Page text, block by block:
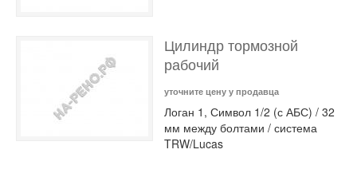
Цилиндр тормозной
рабочий
уточните цену у продавца
Логан 1, Символ 1/2 (с АБС) / 32
мм между болтами / система
TRW/Lucas